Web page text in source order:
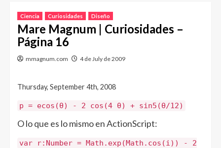
Ciencia Curiosidades Diseño
Mare Magnum | Curiosidades –
Página 16
mmagnum.com 4 de July de 2009
Thursday, September 4th, 2008
p = ecos(θ) - 2 cos(4 θ) + sin5(θ/12)
O lo que es lo mismo en ActionScript:
var r:Number = Math.exp(Math.cos(i)) - 2